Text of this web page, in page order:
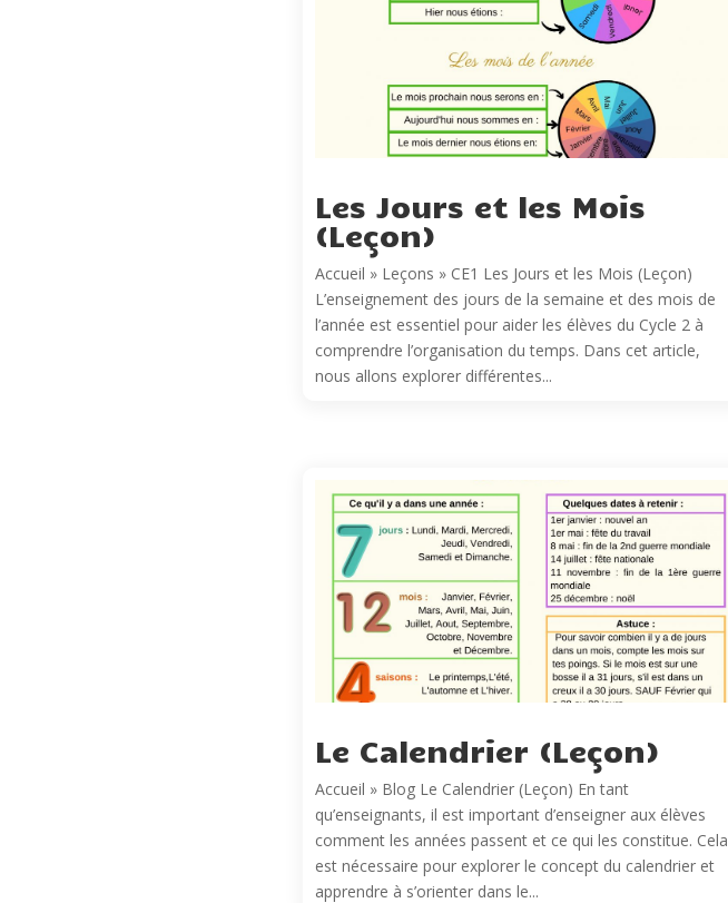
Les Jours et les Mois
(Leçon)
Accueil » Leçons » CE1 Les Jours et les Mois (Leçon)
L’enseignement des jours de la semaine et des mois de
l’année est essentiel pour aider les élèves du Cycle 2 à
comprendre l’organisation du temps. Dans cet article,
nous allons explorer différentes...
Le Calendrier (Leçon)
Accueil » Blog Le Calendrier (Leçon) En tant
qu’enseignants, il est important d’enseigner aux élèves
comment les années passent et ce qui les constitue. Cela
est nécessaire pour explorer le concept du calendrier et
apprendre à s’orienter dans le...